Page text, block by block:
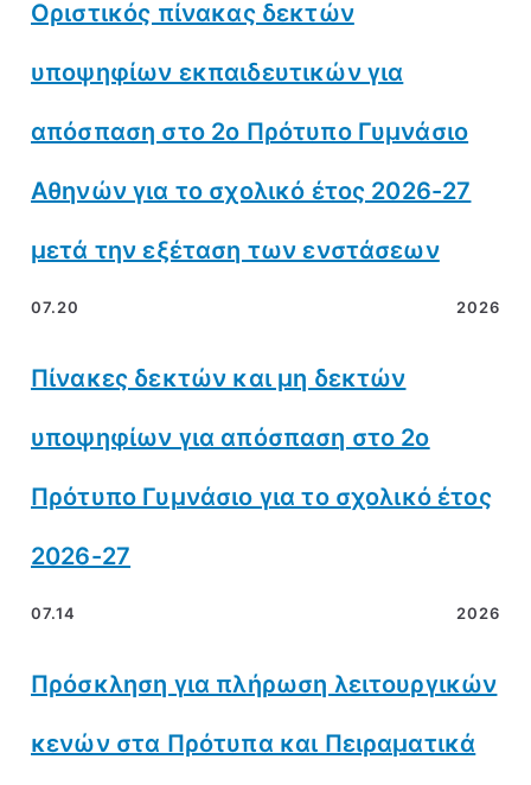
Οριστικός πίνακας δεκτών
υποψηφίων εκπαιδευτικών για
απόσπαση στο 2ο Πρότυπο Γυμνάσιο
Αθηνών για το σχολικό έτος 2026-27
μετά την εξέταση των ενστάσεων
07.20 2026
Πίνακες δεκτών και μη δεκτών
υποψηφίων για απόσπαση στο 2ο
Πρότυπο Γυμνάσιο για το σχολικό έτος
2026-27
07.14 2026
Πρόσκληση για πλήρωση λειτουργικών
κενών στα Πρότυπα και Πειραματικά